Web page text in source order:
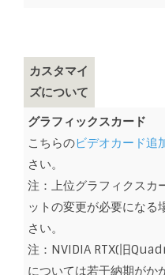
カスタマイ
ズについて
グラフィックスカード
こちらのビデオカード追
さい。
注：上位グラフィクスカ
ットの変更が必要になる
さい。
注：NVIDIA RTX(旧
については若干納期がか